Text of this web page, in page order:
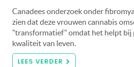
Canadees onderzoek onder
zien dat deze vrouwen cannabis
"transformatief" omdat het helpt bij
kwaliteit van leven.
LEES VERDER